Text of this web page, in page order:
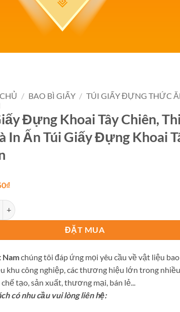
/ BAO BÌ GIẤY / TÚI GIẤY ĐỰNG THỨC
Đựng Khoai Tây Chiên,
In Ấn Túi Giấy Đựng Khoai
₫Giá
tại
là:
650₫.
Khoai Tây Chiên, Thiết Kế Và In Ấn Túi Giấy Đựng
ĐẶT MUA
Namchúng tôi đáp ứng mọi yêu cầu về vật liệu
khu công nghiệp, các thương hiệu lớn trong
tạo, sản xuất, thương mại, bán lẻ...
có nhu cầu vui lòng liên hệ: